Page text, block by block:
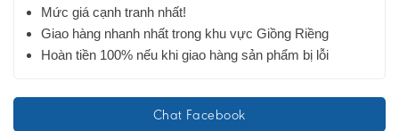
Mức giá cạnh tranh nhất!
Giao hàng nhanh nhất trong khu vực Giồng Riềng
Hoàn tiền 100% nếu khi giao hàng sản phẩm bị lỗi
Chat Facebook